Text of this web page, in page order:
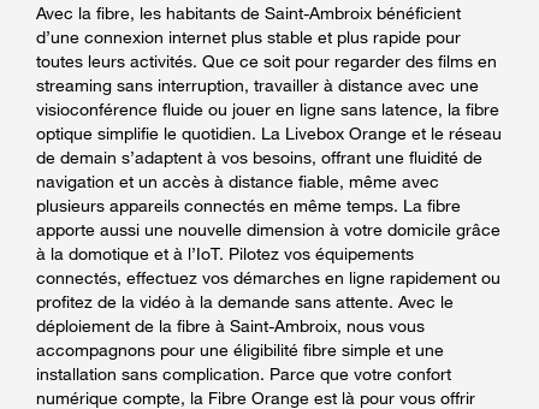
Avec la fibre, les habitants de Saint-Ambroix bénéficient
d’une connexion internet plus stable et plus rapide pour
toutes leurs activités. Que ce soit pour regarder des films en
streaming sans interruption, travailler à distance avec une
visioconférence fluide ou jouer en ligne sans latence, la fibre
optique simplifie le quotidien. La Livebox Orange et le réseau
de demain s’adaptent à vos besoins, offrant une fluidité de
navigation et un accès à distance fiable, même avec
plusieurs appareils connectés en même temps. La fibre
apporte aussi une nouvelle dimension à votre domicile grâce
à la domotique et à l’IoT. Pilotez vos équipements
connectés, effectuez vos démarches en ligne rapidement ou
profitez de la vidéo à la demande sans attente. Avec le
déploiement de la fibre à Saint-Ambroix, nous vous
accompagnons pour une éligibilité fibre simple et une
installation sans complication. Parce que votre confort
numérique compte, la Fibre Orange est là pour vous offrir